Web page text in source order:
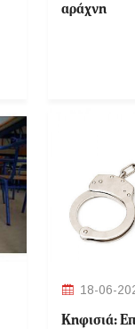
αράχνη
18-06-
Κηφισιά: